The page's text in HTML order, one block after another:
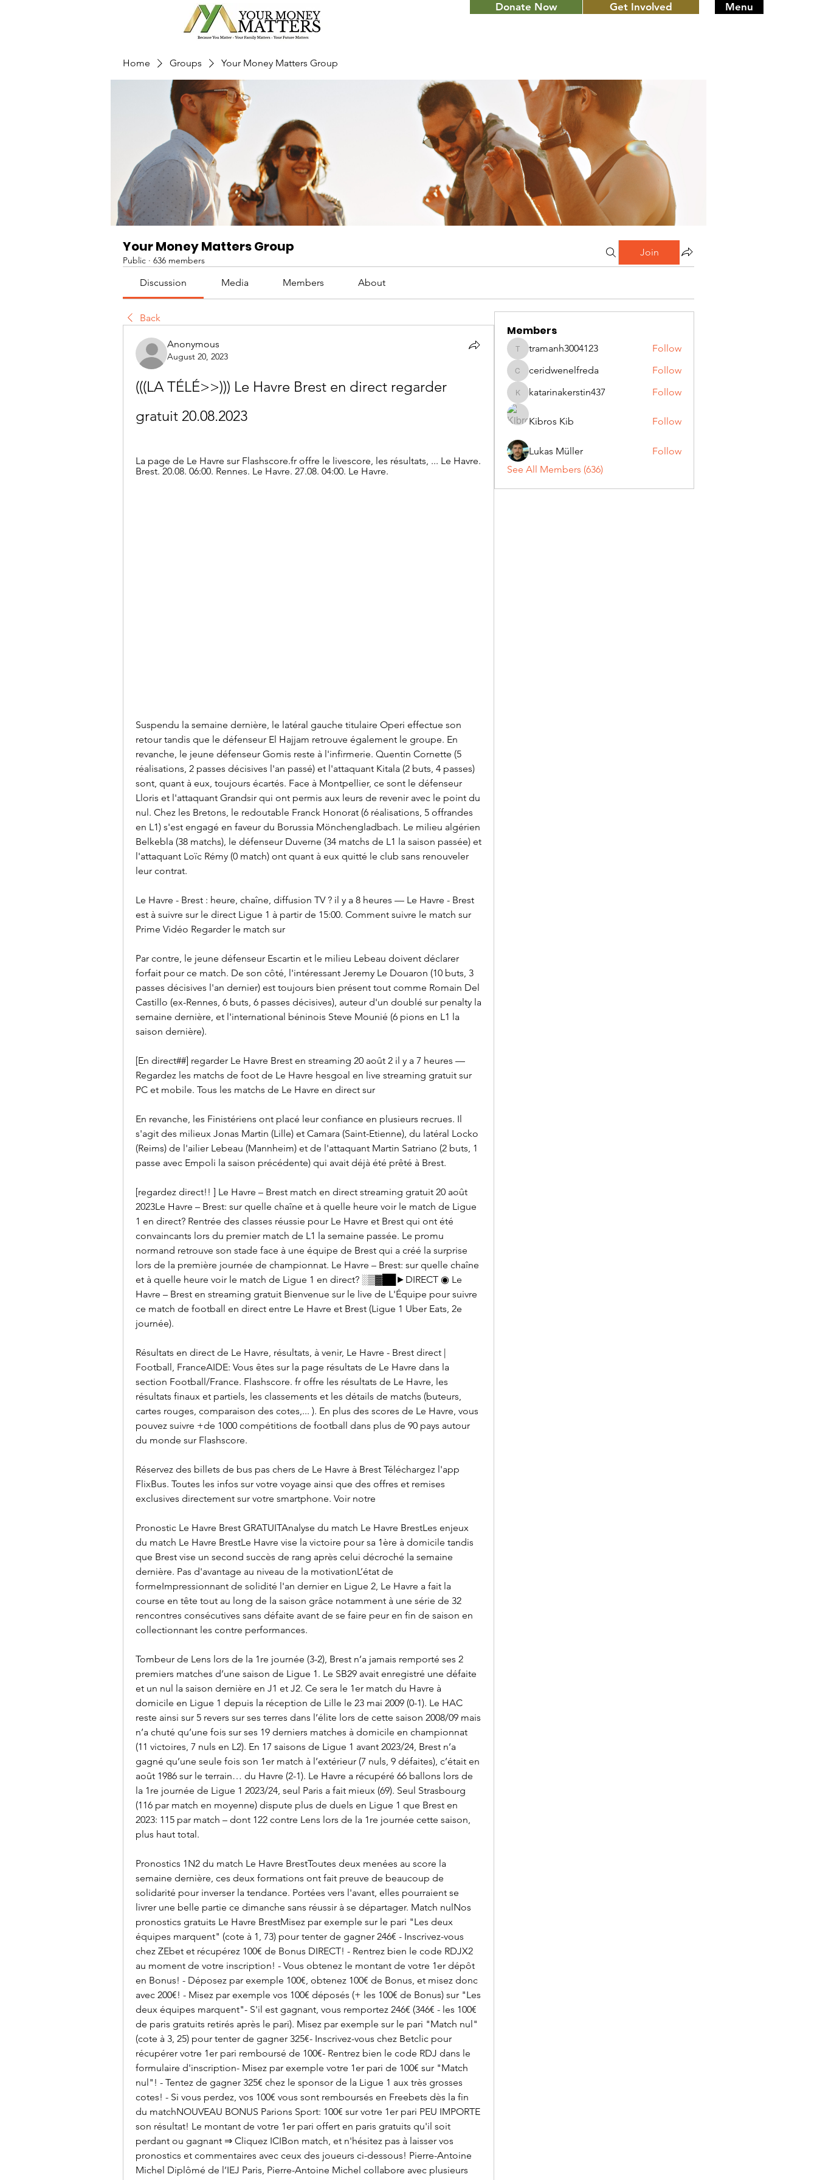
Donate Now Get Involved Menu
Home Groups Your Money Matters Group
Your Money Matters Group
Public · 636 members
Join
Discussion Media Members About
Back
Anonymous
August 20, 2023
(((LA TÉLÉ>>))) Le Havre Brest en direct regarder
gratuit 20.08.2023
La page de Le Havre sur Flashscore.fr offre le livescore, les résultats, ... Le Havre.
Brest. 20.08. 06:00. Rennes. Le Havre. 27.08. 04:00. Le Havre.
Suspendu la semaine dernière, le latéral gauche titulaire Operi effectue son
retour tandis que le défenseur El Hajjam retrouve également le groupe. En
revanche, le jeune défenseur Gomis reste à l'infirmerie. Quentin Cornette (5
réalisations, 2 passes décisives l'an passé) et l'attaquant Kitala (2 buts, 4 passes)
sont, quant à eux, toujours écartés. Face à Montpellier, ce sont le défenseur
Lloris et l'attaquant Grandsir qui ont permis aux leurs de revenir avec le point du
nul. Chez les Bretons, le redoutable Franck Honorat (6 réalisations, 5 offrandes
en L1) s'est engagé en faveur du Borussia Mönchengladbach. Le milieu algérien
Belkebla (38 matchs), le défenseur Duverne (34 matchs de L1 la saison passée) et
l'attaquant Loïc Rémy (0 match) ont quant à eux quitté le club sans renouveler
leur contrat.
Le Havre - Brest : heure, chaîne, diffusion TV ? il y a 8 heures — Le Havre - Brest
est à suivre sur le direct Ligue 1 à partir de 15:00. Comment suivre le match sur
Prime Vidéo Regarder le match sur
Par contre, le jeune défenseur Escartin et le milieu Lebeau doivent déclarer
forfait pour ce match. De son côté, l'intéressant Jeremy Le Douaron (10 buts, 3
passes décisives l'an dernier) est toujours bien présent tout comme Romain Del
Castillo (ex-Rennes, 6 buts, 6 passes décisives), auteur d'un doublé sur penalty la
semaine dernière, et l'international béninois Steve Mounié (6 pions en L1 la
saison dernière).
[En direct##] regarder Le Havre Brest en streaming 20 août 2 il y a 7 heures —
Regardez les matchs de foot de Le Havre hesgoal en live streaming gratuit sur
PC et mobile. Tous les matchs de Le Havre en direct sur
En revanche, les Finistériens ont placé leur confiance en plusieurs recrues. Il
s'agit des milieux Jonas Martin (Lille) et Camara (Saint-Etienne), du latéral Locko
(Reims) de l'ailier Lebeau (Mannheim) et de l'attaquant Martin Satriano (2 buts, 1
passe avec Empoli la saison précédente) qui avait déjà été prêté à Brest.
[regardez direct!! ] Le Havre – Brest match en direct streaming gratuit 20 août
2023Le Havre – Brest: sur quelle chaîne et à quelle heure voir le match de Ligue
1 en direct? Rentrée des classes réussie pour Le Havre et Brest qui ont été
convaincants lors du premier match de L1 la semaine passée. Le promu
normand retrouve son stade face à une équipe de Brest qui a créé la surprise
lors de la première journée de championnat. Le Havre – Brest: sur quelle chaîne
et à quelle heure voir le match de Ligue 1 en direct? ░▒▓██►DIRECT ◉ Le
Havre – Brest en streaming gratuit Bienvenue sur le live de L'Équipe pour suivre
ce match de football en direct entre Le Havre et Brest (Ligue 1 Uber Eats, 2e
journée).
Résultats en direct de Le Havre, résultats, à venir, Le Havre - Brest direct |
Football, FranceAIDE: Vous êtes sur la page résultats de Le Havre dans la
section Football/France. Flashscore. fr offre les résultats de Le Havre, les
résultats finaux et partiels, les classements et les détails de matchs (buteurs,
cartes rouges, comparaison des cotes,... ). En plus des scores de Le Havre, vous
pouvez suivre +de 1000 compétitions de football dans plus de 90 pays autour
du monde sur Flashscore.
Réservez des billets de bus pas chers de Le Havre à Brest Téléchargez l'app
FlixBus. Toutes les infos sur votre voyage ainsi que des offres et remises
exclusives directement sur votre smartphone. Voir notre
Pronostic Le Havre Brest GRATUITAnalyse du match Le Havre BrestLes enjeux
du match Le Havre BrestLe Havre vise la victoire pour sa 1ère à domicile tandis
que Brest vise un second succès de rang après celui décroché la semaine
dernière. Pas d'avantage au niveau de la motivationL’état de
formeImpressionnant de solidité l'an dernier en Ligue 2, Le Havre a fait la
course en tête tout au long de la saison grâce notamment à une série de 32
rencontres consécutives sans défaite avant de se faire peur en fin de saison en
collectionnant les contre performances.
Tombeur de Lens lors de la 1re journée (3-2), Brest n’a jamais remporté ses 2
premiers matches d’une saison de Ligue 1. Le SB29 avait enregistré une défaite
et un nul la saison dernière en J1 et J2. Ce sera le 1er match du Havre à
domicile en Ligue 1 depuis la réception de Lille le 23 mai 2009 (0-1). Le HAC
reste ainsi sur 5 revers sur ses terres dans l’élite lors de cette saison 2008/09 mais
n’a chuté qu’une fois sur ses 19 derniers matches à domicile en championnat
(11 victoires, 7 nuls en L2). En 17 saisons de Ligue 1 avant 2023/24, Brest n’a
gagné qu’une seule fois son 1er match à l’extérieur (7 nuls, 9 défaites), c’était en
août 1986 sur le terrain… du Havre (2-1). Le Havre a récupéré 66 ballons lors de
la 1re journée de Ligue 1 2023/24, seul Paris a fait mieux (69). Seul Strasbourg
(116 par match en moyenne) dispute plus de duels en Ligue 1 que Brest en
2023: 115 par match – dont 122 contre Lens lors de la 1re journée cette saison,
plus haut total.
Pronostics 1N2 du match Le Havre BrestToutes deux menées au score la
semaine dernière, ces deux formations ont fait preuve de beaucoup de
solidarité pour inverser la tendance. Portées vers l'avant, elles pourraient se
livrer une belle partie ce dimanche sans réussir à se départager. Match nulNos
pronostics gratuits Le Havre BrestMisez par exemple sur le pari "Les deux
équipes marquent" (cote à 1, 73) pour tenter de gagner 246€ - Inscrivez-vous
chez ZEbet et récupérez 100€ de Bonus DIRECT! - Rentrez bien le code RDJX2
au moment de votre inscription! - Vous obtenez le montant de votre 1er dépôt
en Bonus! - Déposez par exemple 100€, obtenez 100€ de Bonus, et misez donc
avec 200€! - Misez par exemple vos 100€ déposés (+ les 100€ de Bonus) sur "Les
deux équipes marquent"- S'il est gagnant, vous remportez 246€ (346€ - les 100€
de paris gratuits retirés après le pari). Misez par exemple sur le pari "Match nul"
(cote à 3, 25) pour tenter de gagner 325€- Inscrivez-vous chez Betclic pour
récupérer votre 1er pari remboursé de 100€- Rentrez bien le code RDJ dans le
formulaire d'inscription- Misez par exemple votre 1er pari de 100€ sur "Match
nul"! - Tentez de gagner 325€ chez le sponsor de la Ligue 1 aux très grosses
cotes! - Si vous perdez, vos 100€ vous sont remboursés en Freebets dès la fin
du matchNOUVEAU BONUS Parions Sport: 100€ sur votre 1er pari PEU IMPORTE
son résultat! Le montant de votre 1er pari offert en paris gratuits qu'il soit
perdant ou gagnant ⇒ Cliquez ICIBon match, et n'hésitez pas à laisser vos
pronostics et commentaires avec ceux des joueurs ci-dessous! Pierre-Antoine
Michel Diplômé de l’IEJ Paris, Pierre-Antoine Michel collabore avec plusieurs
Members
tramanh3004123
tramanh3004123 Follow
ceridwenelfreda
ceridwenelfreda Follow
katarinakerstin437
katarinakerstin437 Follow
Kibros Kib Follow
Lukas Müller
Follow
See All Members (636)